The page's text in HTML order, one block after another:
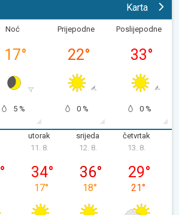
Karta
Noć
17°
5 %
Prijepodne
22°
0 %
Poslijepodne
33°
0 %
°
utorak
11. 8.
34°
17°
srijeda
12. 8.
36°
18°
četvrtak
13. 8.
29°
21°